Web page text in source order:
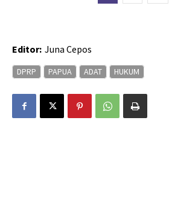
Editor: Juna Cepos
DPRP PAPUA ADAT HUKUM